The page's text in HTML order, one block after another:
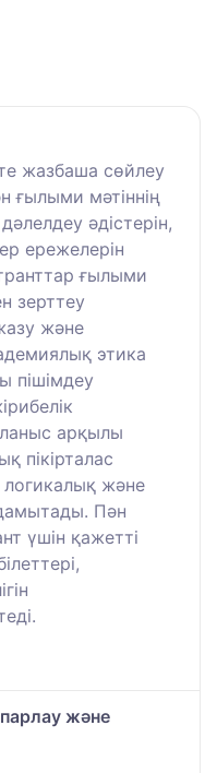
жазбаша сөйлеу
ғылыми мәтіннің
әдістерін,
ережелерін
ғылыми
зерттеу
және
этика
пішімдеу
арқылы
пікірталас
және
дамытады. Пән
үшін қажетті
және